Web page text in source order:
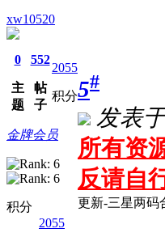
xw10520
0
主
题
552
帖
子
2055
积分
金牌会员
积分
2055
5#
发表
所有资
反请自
更新-三星两码